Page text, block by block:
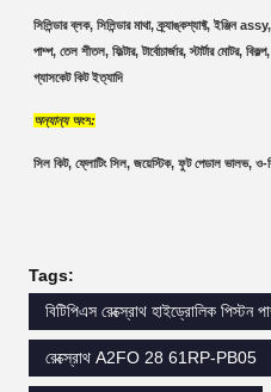
সিলিন্ডার ব্লক, সিলিন্ডার মাথা, ক্র্যাঙ্কশ্যাফ্ট, ইঞ্জিন
পাম্প, তেল শীতল, ফিল্টার, টার্বোচার্জার, স্টার্টার মোটর,
গ্যাসকেট কিট ইত্যাদি
অন্যান্য অংশ:
সিল কিট, ফ্লোটিং সিল, জয়েস্টিক, ফুট পেডাল ভালভ, ও-
Tags:
বিটিপিএস রেক্স্রোথ হাইড্রোলিক পিস্টন
রেক্স্রোথ A2FO 28 61RP-PB05